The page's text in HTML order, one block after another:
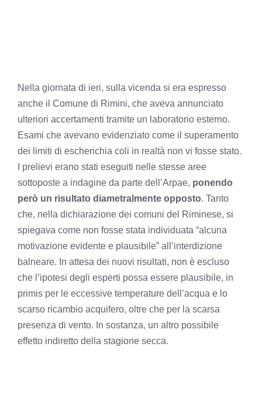
Nella giornata di ieri, sulla vicenda si era espresso
anche il Comune di Rimini, che aveva annunciato
ulteriori accertamenti tramite un laboratorio esterno.
Esami che avevano evidenziato come il superamento
dei limiti di escherichia coli in realtà non vi fosse stato.
I prelievi erano stati eseguiti nelle stesse aree
sottoposte a indagine da parte dell’Arpae, ponendo
però un risultato diametralmente opposto. Tanto
che, nella dichiarazione dei comuni del Riminese, si
spiegava come non fosse stata individuata “alcuna
motivazione evidente e plausibile” all’interdizione
balneare. In attesa dei nuovi risultati, non è escluso
che l’ipotesi degli esperti possa essere plausibile, in
primis per le eccessive temperature dell’acqua e lo
scarso ricambio acquifero, oltre che per la scarsa
presenza di vento. In sostanza, un altro possibile
effetto indiretto della stagione secca.